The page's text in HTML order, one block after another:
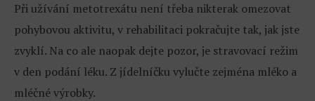
Při užívání metotrexátu není třeba nikterak omezovat
pohybovou aktivitu, v rehabilitaci pokračujte tak, jak jste
zvyklí. Na co ale naopak dejte pozor, je stravovací režim
v den podání léku. Z jídelníčku vylučte zejména mléko a
mléčné výrobky.